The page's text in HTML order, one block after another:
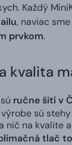
Každý
, naviac
prvkom.
kvalita
ručne šití v
sú
nič na kvalite
tlač